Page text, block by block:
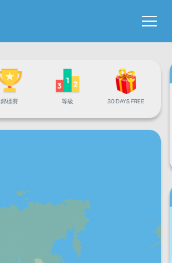
錦標賽 等級 30 DAYS FREE